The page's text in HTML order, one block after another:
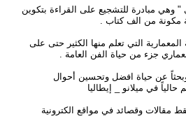
مبادرة للتشجيع على القراءة بتكوين
مكونة من الف كتاب .
التي تعلم منها الكثير حتى على
جزء من حياة الفن العامة .
عن حياة افضل وتحسين أحوال
حالياً في ميلانو _ إيطاليا
مقالات وقصائد في مواقع الكترونية